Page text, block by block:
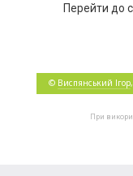
Перейти до
© Виспянський Ігор
При